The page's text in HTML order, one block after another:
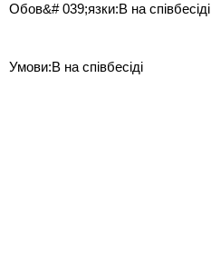
Обов&# 039;язки:В на співбесіді
Умови:В на співбесіді